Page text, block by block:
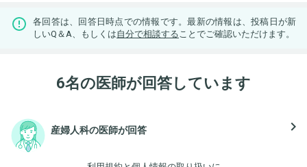
各回答は、回答日時点での情報です。最新の情報は、投稿日が新
しいQ＆A、もしくは自分で相談する ことでご確認いただけます。
6名の医師が回答しています
産婦人科の医師が回答 navigate_next